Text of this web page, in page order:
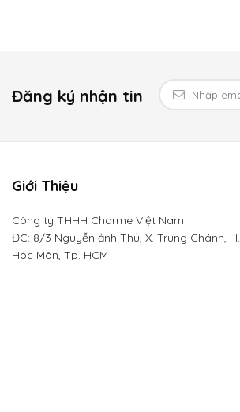
Đăng ký nhận tin
Giới Thiệu
Công ty THHH Charme Việt Nam
ĐC: 8/3 Nguyễn ảnh Thủ, X. Trung Chánh, H.
Hóc Môn, Tp. HCM